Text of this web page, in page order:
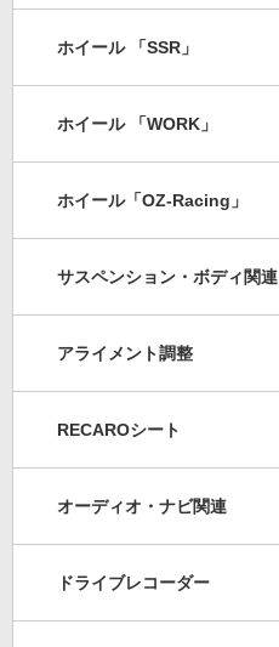
ホイール 「SSR」
ホイール 「WORK」
ホイール「OZ-Racing」
サスペンション・ボディ関連
アライメント調整
RECAROシート
オーディオ・ナビ関連
ドライブレコーダー